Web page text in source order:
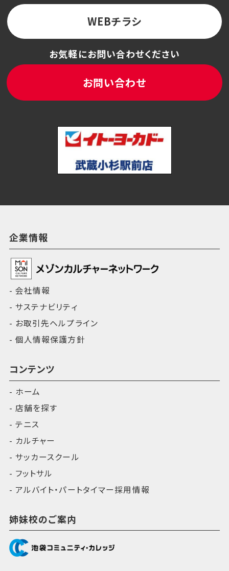
WEBチラシ
お気軽にお問い合わせください
お問い合わせ
企業情報
会社情報
サステナビリティ
お取引先ヘルプライン
個人情報保護方針
コンテンツ
ホーム
店舗を探す
テニス
カルチャー
サッカースクール
フットサル
アルバイト・パートタイマー採用情報
姉妹校のご案内